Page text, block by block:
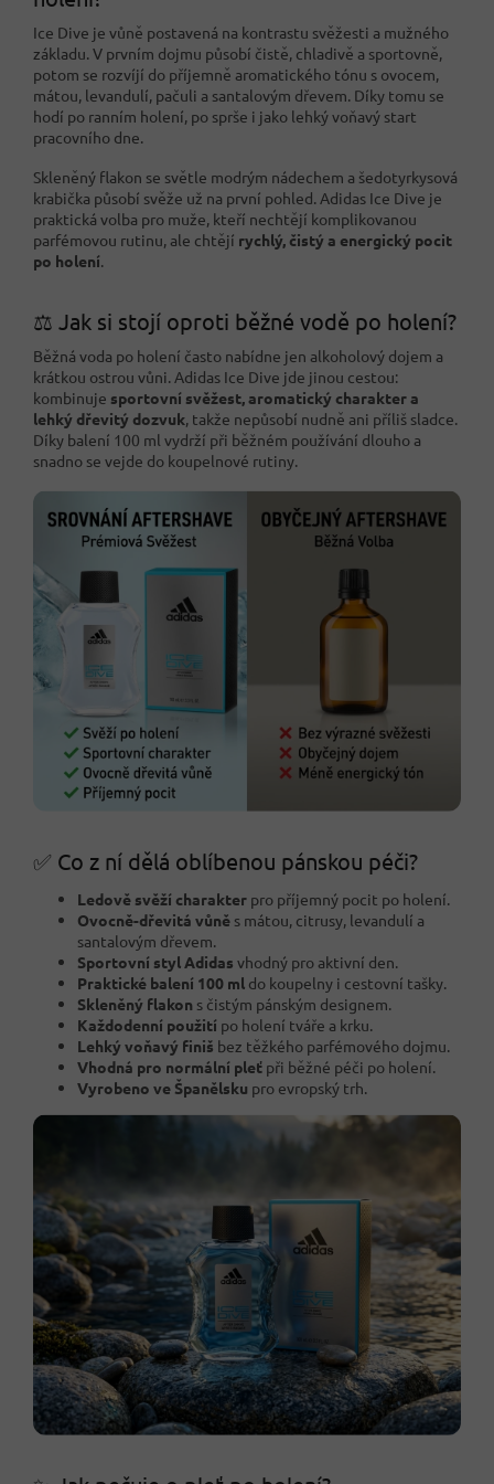
Ice Dive je vůně postavená na kontrastu svěžesti a mužného
základu. V prvním dojmu působí čistě, chladivě a sportovně,
potom se rozvíjí do příjemně aromatického tónu s ovocem,
mátou, levandulí, pačuli a santalovým dřevem. Díky tomu se
hodí po ranním holení, po sprše i jako lehký voňavý start
pracovního dne.
Skleněný flakon se světle modrým nádechem a šedotyrkysová
krabička působí svěže už na první pohled. Adidas Ice Dive je
praktická volba pro muže, kteří nechtějí komplikovanou
parfémovou rutinu, ale chtějí rychlý, čistý a energický pocit
po holení.
⚖️ Jak si stojí oproti běžné vodě po holení?
Běžná voda po holení často nabídne jen alkoholový dojem a
krátkou ostrou vůni. Adidas Ice Dive jde jinou cestou:
kombinuje sportovní svěžest, aromatický charakter a
lehký dřevitý dozvuk, takže nepůsobí nudně ani příliš sladce.
Díky balení 100 ml vydrží při běžném používání dlouho a
snadno se vejde do koupelnové rutiny.
✅ Co z ní dělá oblíbenou pánskou péči?
Ledově svěží charakter pro příjemný pocit po holení.
Ovocně-dřevitá vůně s mátou, citrusy, levandulí a
santalovým dřevem.
Sportovní styl Adidas vhodný pro aktivní den.
Praktické balení 100 ml do koupelny i cestovní tašky.
Skleněný flakon s čistým pánským designem.
Každodenní použití po holení tváře a krku.
Lehký voňavý finiš bez těžkého parfémového dojmu.
Vhodná pro normální pleť při běžné péči po holení.
Vyrobeno ve Španělsku pro evropský trh.